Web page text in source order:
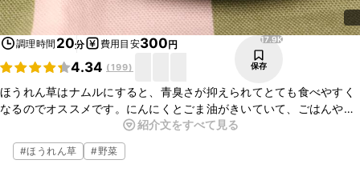
調理時間 20分 費用目安300円
4.34 (199)
17.9K
保存
ほうれん草はナムルにすると、青臭さが抑えられてとても食べやすく
なるのでオススメです。にんにくとごま油がきいていて、ごはんやお
酒が進みますよ。おつまみにはごま油の代わりに、ラー油を入れても
美味しいです。ぜひ作ってみてください。
紹介文をすべて見る
#ほうれん草 #野菜